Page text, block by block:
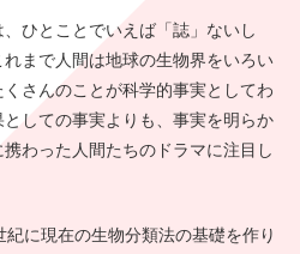
ひとことでいえば「誌」ないし
れまで人間は地球の生物界をいろい
さんのことが科学的事実としてわ
しての事実よりも、事実を明らか
わった人間たちのドラマに注目し
に現在の生物分類法の基礎を作り